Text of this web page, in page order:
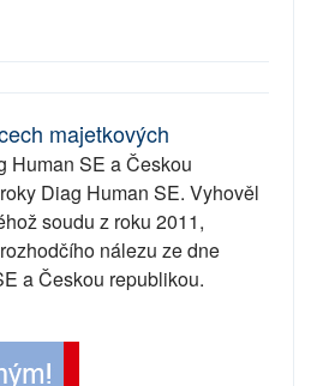
majetkových
Human SE a Českou
Diag Human SE. Vyhověl
soudu z roku 2011,
nálezu ze dne
a Českou republikou.